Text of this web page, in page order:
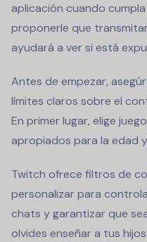
aplicación cuando cumpla
proponerle que
ayudará a ver si está
Antes de empezar,
límites claros sobre el
En primer lugar, elige
apropiados para la edad
Twitch ofrece filtros de
personalizar para
chats y garantizar que
olvides enseñar a tus